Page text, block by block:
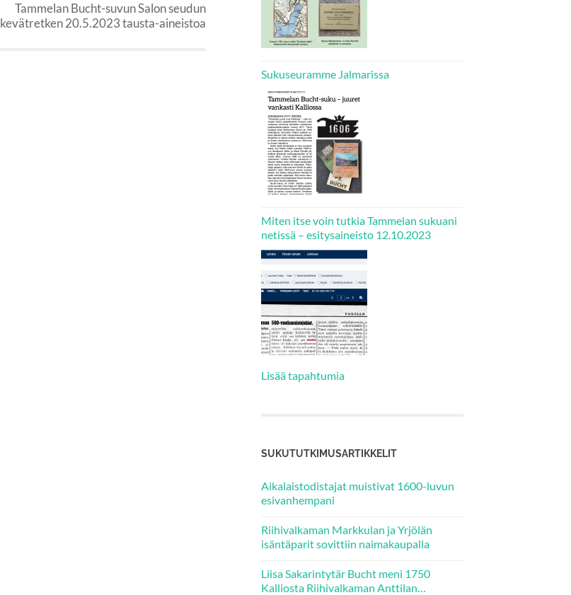
Tammelan Bucht-suvun Salon seudun
kevätretken 20.5.2023 tausta-aineistoa
Sukuseuramme Jalmarissa
Miten itse voin tutkia Tammelan sukuani
netissä – esitysaineisto 12.10.2023
Lisää tapahtumia
SUKUTUTKIMUSARTIKKELIT
Aikalaistodistajat muistivat 1600-luvun
esivanhempani
Riihivalkaman Markkulan ja Yrjölän
isäntäparit sovittiin naimakaupalla
Liisa Sakarintytär Bucht meni 1750
Kalliosta Riihivalkaman Anttilan